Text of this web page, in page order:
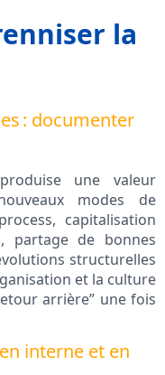
la
: documenter
une valeur
modes de
capitalisation
partage de bonnes
structurelles
et la culture
arrière” une fois
interne et en